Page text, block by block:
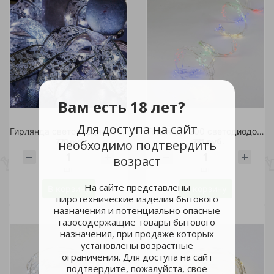
Вам есть 18 лет?
Для доступа на сайт
необходимо подтвердить
возраст
На сайте представлены
пиротехнические изделия бытового
назначения и потенциально опасные
газосодержащие товары бытового
назначения, при продаже которых
установлены возрастные
ограничения. Для доступа на сайт
подтвердите, пожалуйста, свое
Гирлянда светодиодная ЛЕНТА 100 светодиодов, 10м., белый свет, на батарейках
720 руб.
В корзину
Грилянда 200 светодиодов "Лучи Росы" 2м, 10 нитей, разноцветный свет
781 руб.
В корзину